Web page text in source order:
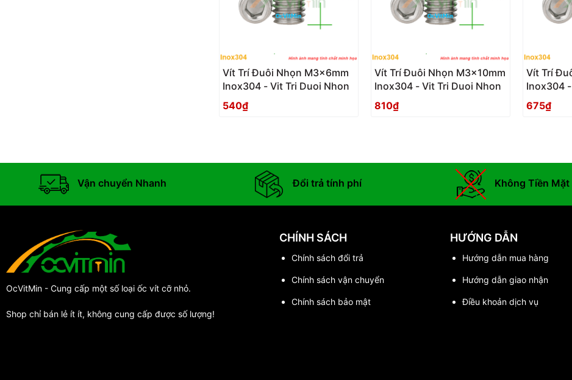
Vít Trí Đuôi Nhọn M3x6mm
Inox304 - Vit Tri Duoi Nhon
540₫
Vít Trí Đuôi Nhọn M3x10mm
Inox304 - Vit Tri Duoi Nhon
810₫
Vít Trí
Inox304
675₫
Vận chuyển Nhanh Đổi trả tính phí Không Tiền Mặt
OcVitMin - Cung cấp một số loại ốc vít cỡ nhỏ.
Shop chỉ bán lẻ ít ít, không cung cấp được số lượng!
CHÍNH SÁCH
Chính sách đổi trả
Chính sách vận chuyển
Chính sách bảo mật
HƯỚNG DẪN
Hướng dẫn mua hàng
Hướng dẫn giao nhận
Điều khoản dịch vụ